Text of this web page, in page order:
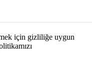
için gizliliğe uygun